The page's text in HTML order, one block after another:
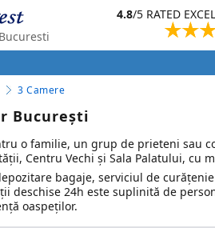
4.8/5 RATED
3 Camere
București
o familie, un grup de prieteni sau
Centru Vechi și Sala Palatului, cu
bagaje, serviciul de
deschise 24h este suplinită de
oaspeților.